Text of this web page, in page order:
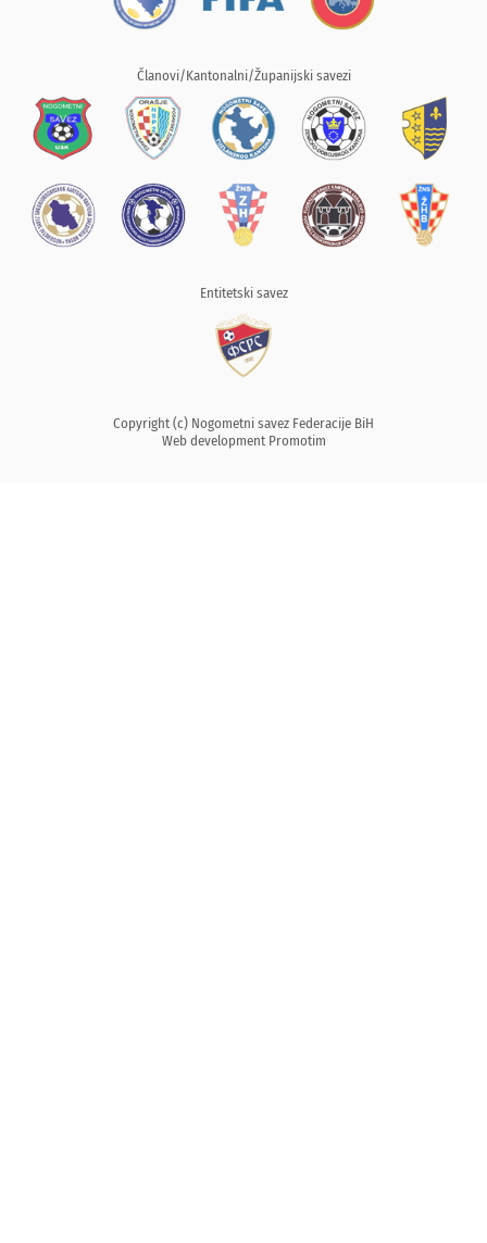
Članovi/Kantonalni/Županijski savezi
Entitetski savez
Copyright (c) Nogometni savez Federacije BiH
Web development Promotim